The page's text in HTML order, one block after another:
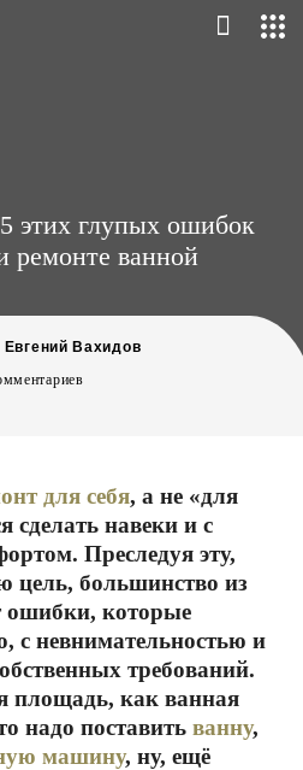
этих глупых ошибок
ремонте ванной
Евгений Вахидов
для себя, а не «для
сделать навеки и с
Преследуя эту,
цель, большинство из
ошибки, которые
с невнимательностью и
требований.
площадь, как ванная
надо поставить ванну,
машину, ну, ещё